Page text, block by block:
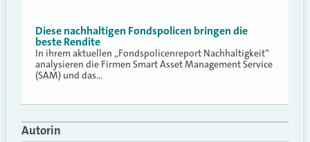
Diese nachhaltigen Fondspolicen bringen die
beste Rendite
In ihrem aktuellen „Fondspolicenreport Nachhaltigkeit“
analysieren die Firmen Smart Asset Management Service
(SAM) und das…
Autorin